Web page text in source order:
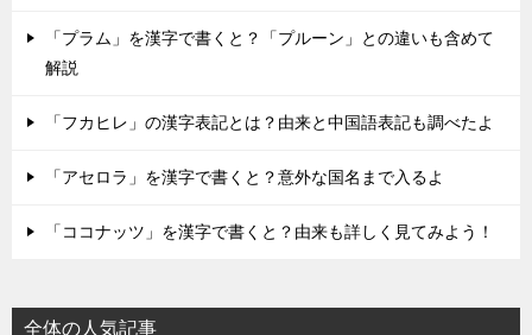
「プラム」を漢字で書くと？「プルーン」との違いも含めて
解説
「フカヒレ」の漢字表記とは？由来と中国語表記も調べたよ
「アセロラ」を漢字で書くと？意外な国名まで入るよ
「ココナッツ」を漢字で書くと？由来も詳しく見てみよう！
全体の人気記事